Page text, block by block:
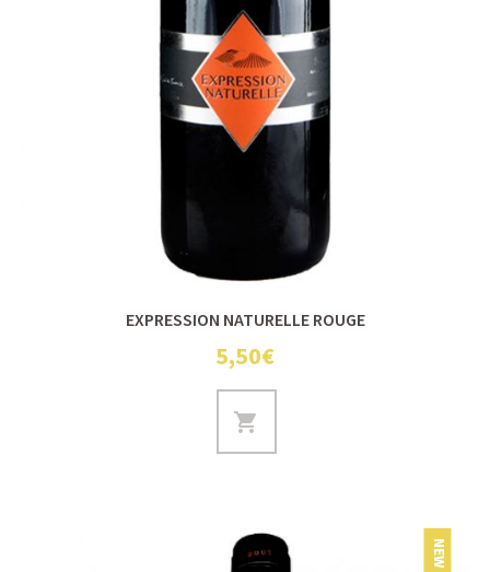
EXPRESSION NATURELLE ROUGE
5,50€
NEW